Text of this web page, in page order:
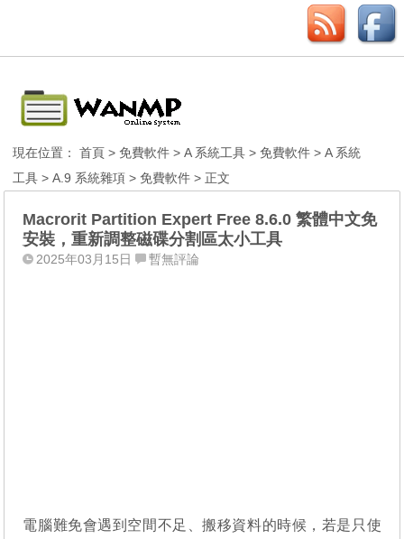
現在位置：首頁 >免費軟件 >A 系統工具 >免費軟件 >A 系統
工具 >A.9 系統雜項 >免費軟件 > 正文
Macrorit Partition Expert Free 8.6.0 繁體中文免
安裝，重新調整磁碟分割區太小工具
2025年03月15日 暫無評論
電腦難免會遇到空間不足、搬移資料的時候，若是只使